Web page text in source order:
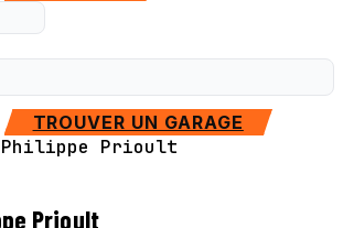
TROUVER UN GARAGE
Philippe Prioult
Prioult